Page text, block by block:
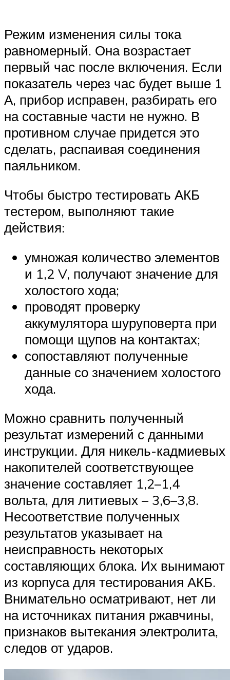
Режим изменения силы тока
равномерный. Она возрастает
первый час после включения. Если
показатель через час будет выше 1
А, прибор исправен, разбирать его
на составные части не нужно. В
противном случае придется это
сделать, распаивая соединения
паяльником.
Чтобы быстро тестировать АКБ
тестером, выполняют такие
действия:
умножая количество элементов
и 1,2 V, получают значение для
холостого хода;
проводят проверку
аккумулятора шуруповерта при
помощи щупов на контактах;
сопоставляют полученные
данные со значением холостого
хода.
Можно сравнить полученный
результат измерений с данными
инструкции. Для никель-кадмиевых
накопителей соответствующее
значение составляет 1,2–1,4
вольта, для литиевых – 3,6–3,8.
Несоответствие полученных
результатов указывает на
неисправность некоторых
составляющих блока. Их вынимают
из корпуса для тестирования АКБ.
Внимательно осматривают, нет ли
на источниках питания ржавчины,
признаков вытекания электролита,
следов от ударов.